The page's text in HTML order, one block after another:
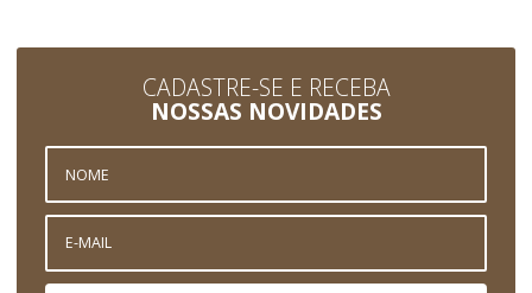
CADASTRE-SE E RECEBA
NOSSAS NOVIDADES